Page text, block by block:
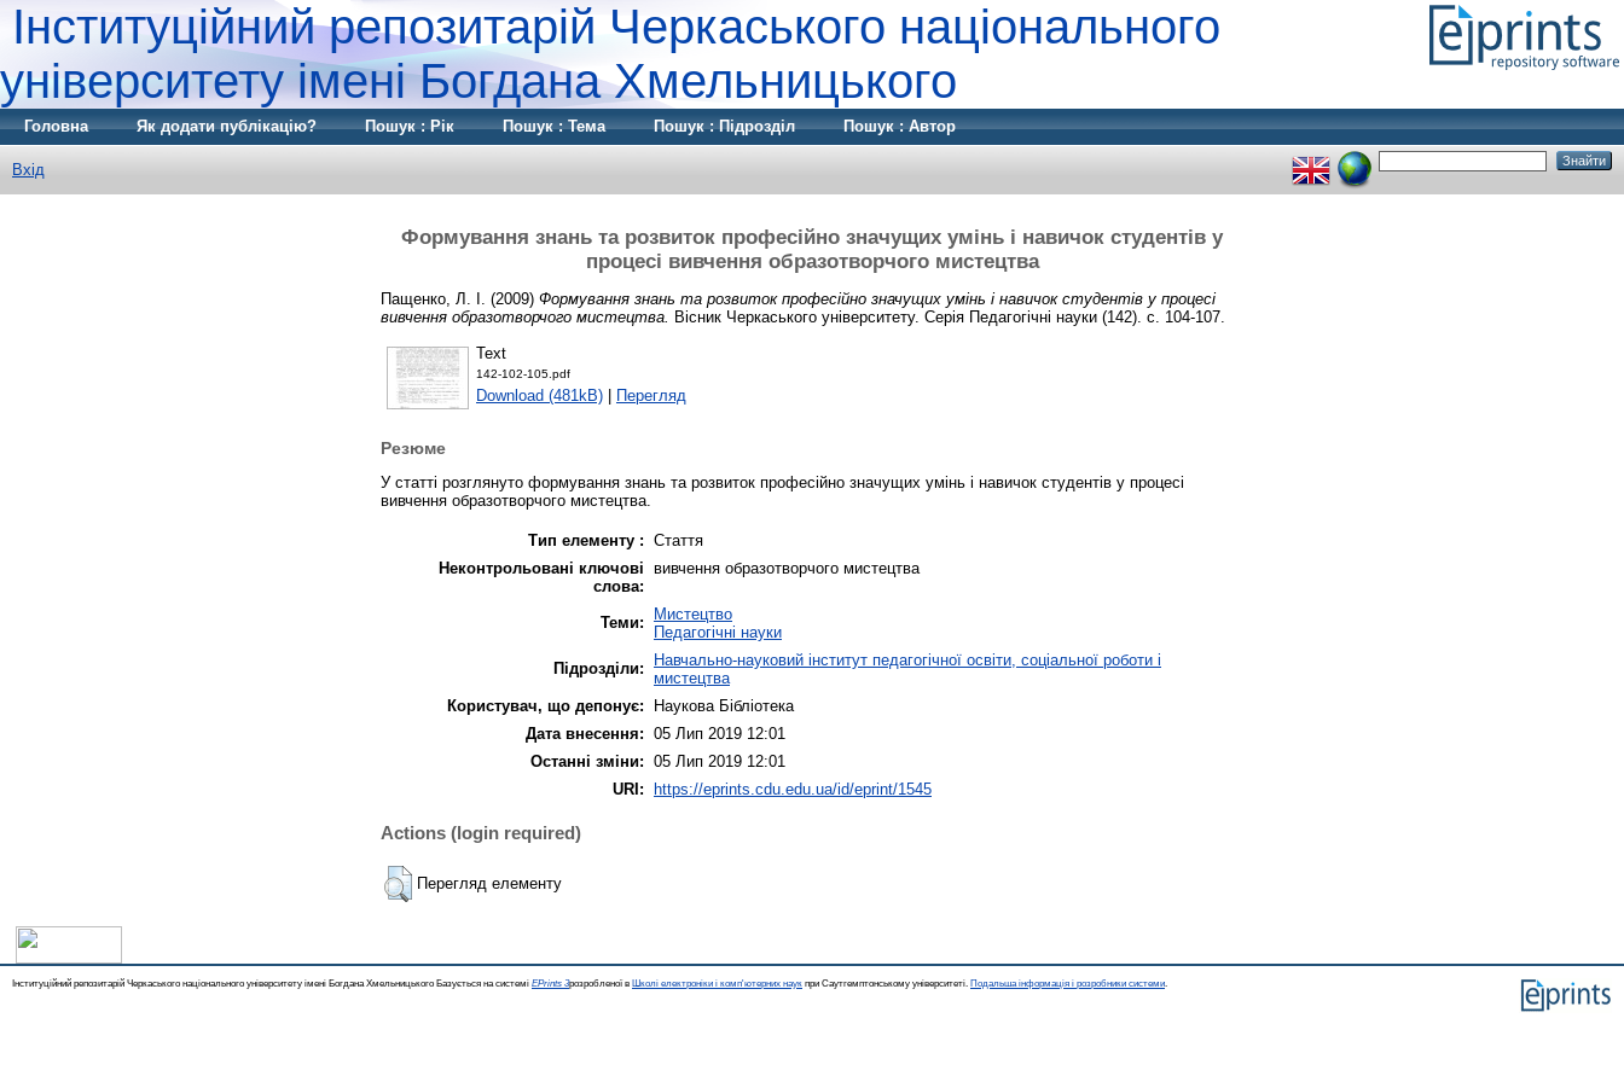
Інституційний репозитарій Черкаського національного
університету імені Богдана Хмельницького
Головна Як додати публікацію? Пошук : Рік Пошук : Тема Пошук : Підрозділ Пошук : Автор
Вхід
Формування знань та розвиток професійно значущих умінь і навичок студентів у
процесі вивчення образотворчого мистецтва
Пащенко, Л. І. (2009) Формування знань та розвиток професійно значущих умінь і навичок студентів у процесі
вивчення образотворчого мистецтва. Вісник Черкаського університету. Серія Педагогічні науки (142). с. 104-107.
Text
142-102-105.pdf
Download (481kB) Перегляд
Резюме
У статті розглянуто формування знань та розвиток професійно значущих умінь і навичок студентів у процесі
вивчення образотворчого мистецтва.
Тип елементу : Стаття
Неконтрольовані ключові
слова:
вивчення образотворчого мистецтва
Теми:
Мистецтво
Педагогічні науки
Підрозділи:
Навчально-науковий інститут педагогічної освіти, соціальної роботи і
мистецтва
Користувач, що депонує:
Наукова Бібліотека
Дата внесення: 05 Лип 2019 12:01
Останні зміни: 05 Лип 2019 12:01
URI: https://eprints.cdu.edu.ua/id/eprint/1545
Actions (login required)
Перегляд елементу
Інституційний репозитарій Черкаського національного університету імені Богдана Хмельницького Базується на системі EPrints 3розробленої в Школі електроніки і комп'ютерних наук при Саутгемптонському університеті. Подальша інформація і розробники системи